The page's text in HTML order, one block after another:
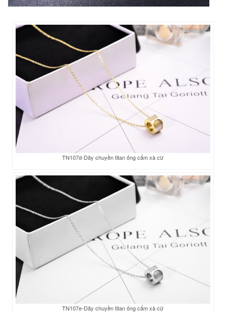
TN107d-Dây chuyền titan ống cẩm xà cừ
TN107e-Dây chuyền titan ống cẩm xà cừ